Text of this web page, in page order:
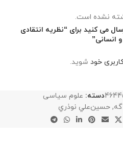
نشده است.
می کنید برای “نظریه انتقادی
انسانی”
خود شوید.
دسته: علوم سیاسی
, حسين‌علي نوذري